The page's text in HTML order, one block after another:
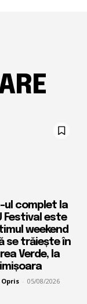
ul complet la
Festival este
weekend
se trăiește în
Verde, la
- 05/08/2026